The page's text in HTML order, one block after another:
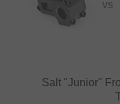
VS
Salt "Junior"